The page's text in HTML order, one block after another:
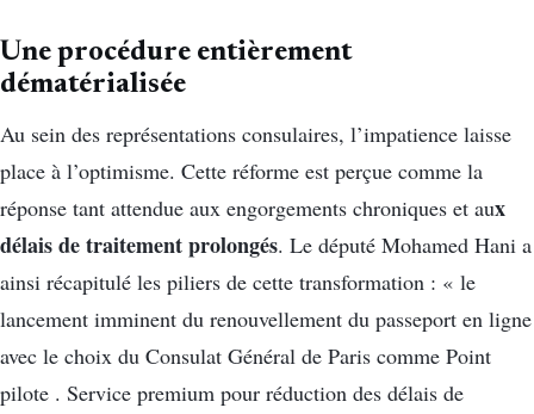
Une procédure entièrement
dématérialisée
Au sein des représentations consulaires, l’impatience laisse
place à l’optimisme. Cette réforme est perçue comme la
réponse tant attendue aux engorgements chroniques et aux
délais de traitement prolongés. Le député Mohamed Hani a
ainsi récapitulé les piliers de cette transformation : « le
lancement imminent du renouvellement du passeport en ligne
avec le choix du Consulat Général de Paris comme Point
pilote . Service premium pour réduction des délais de